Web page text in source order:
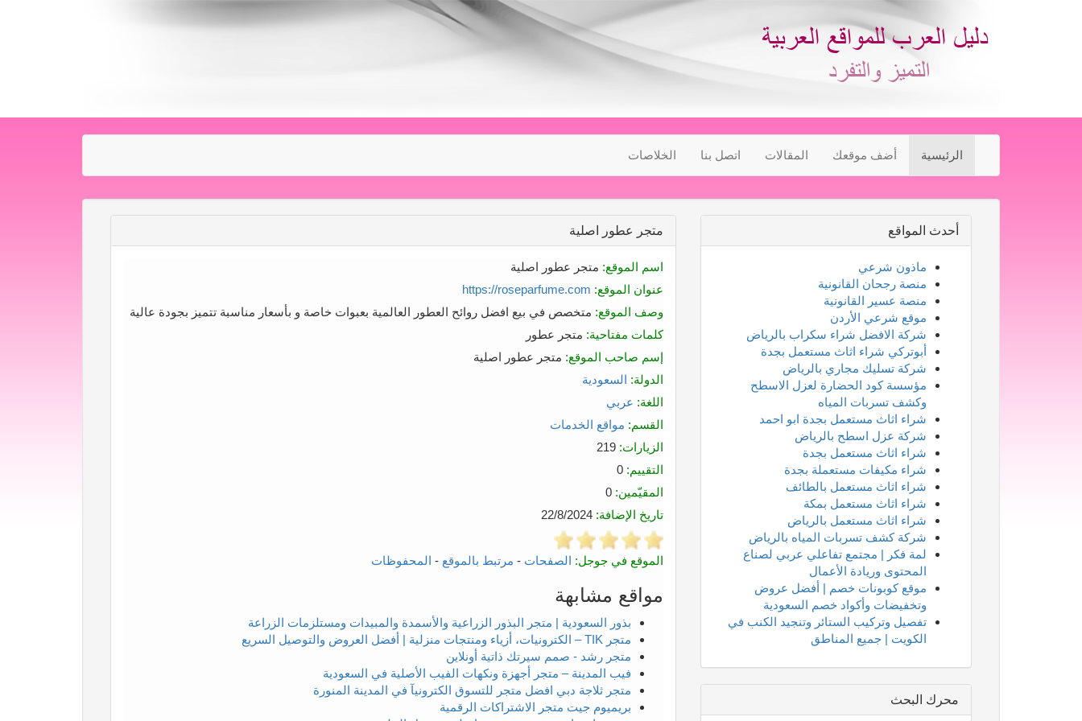
الرئيسية أضف موقعك المقالات اتصل بنا الخلاصات
متجر عطور اصلية
اسم الموقع: متجر عطور اصلية
عنوان الموقع: https://roseparfume.com
وصف الموقع: متخصص في بيع افضل روائح العطور العالمية بعبوات خاصة و بأسعار مناسبة تتميز بجودة عالية
كلمات مفتاحية: متجر عطور
إسم صاحب الموقع: متجر عطور اصلية
الدولة: السعودية
اللغة: عربي
القسم: مواقع الخدمات
الزيارات:
التقييم:
المقيّمين:
تاريخ الإضافة:
الموقع في جوجل: الصفحات - مرتبط بالموقع - المحفوظات
مواقع مشابهة
بذور السعودية | متجر البذور الزراعية والأسمدة والمبيدات ومستلزمات الزراعة
متجر TIK – الكترونيات، أزياء ومنتجات منزلية | أفضل العروض والتوصيل السريع
متجر رشد - صمم سيرتك ذاتية أونلاين
فيب المدينة – متجر أجهزة ونكهات الفيب الأصلية في السعودية
متجر ثلاجة دبي افضل متجر للتسوق الكترونيآ في المدينة المنورة
بريميوم جيت متجر الاشتراكات الرقمية
أحدث المواقع
ماذون شرعي
منصة رجحان القانونية
منصة عسير القانونية
موقع شرعي الأردن
شركة الافضل شراء سكراب بالرياض
أبوتركي شراء اثاث مستعمل بجدة
شركة تسليك مجاري بالرياض
مؤسسة كود الحضارة لعزل الاسطح
وكشف تسربات المياه
شراء اثاث مستعمل بجدة ابو احمد
شركة عزل اسطح بالرياض
شراء اثاث مستعمل بجدة
شراء مكيفات مستعملة بجدة
شراء اثاث مستعمل بالطائف
شراء اثاث مستعمل بمكة
شراء اثاث مستعمل بالرياض
شركة كشف تسربات المياه بالرياض
لمة فكر | مجتمع تفاعلي عربي لصناع
المحتوى وريادة الأعمال
موقع كوبونات خصم | أفضل عروض
وتخفيضات وأكواد خصم السعودية
تفصيل وتركيب الستائر وتنجيد الكنب في
الكويت | جميع المناطق
محرك البحث